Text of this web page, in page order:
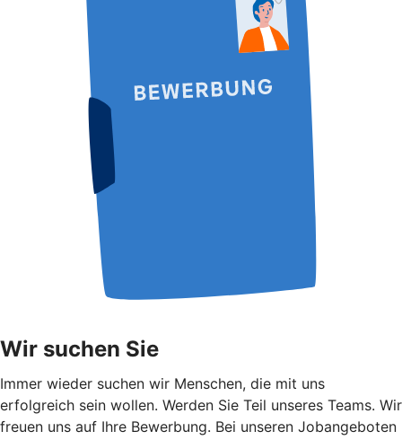
Wir suchen Sie
Immer wieder suchen wir Menschen, die mit uns
erfolgreich sein wollen. Werden Sie Teil unseres Teams. Wir
freuen uns auf Ihre Bewerbung. Bei unseren Jobangeboten